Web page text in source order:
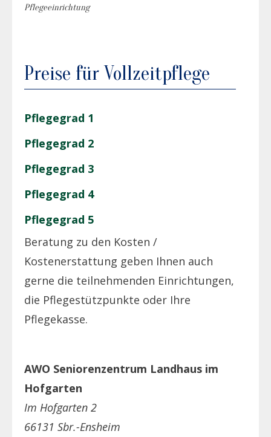
Pflegeeinrichtung
Preise für Vollzeitpflege
Pflegegrad 1
Pflegegrad 2
Pflegegrad 3
Pflegegrad 4
Pflegegrad 5
Beratung zu den Kosten /
Kostenerstattung geben Ihnen auch
gerne die teilnehmenden Einrichtungen,
die Pflegestützpunkte oder Ihre
Pflegekasse.
AWO Seniorenzentrum Landhaus im
Hofgarten
Im Hofgarten 2
66131 Sbr.-Ensheim